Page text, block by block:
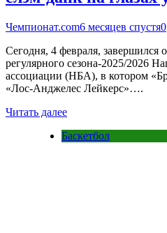
Чемпионат.com6 месяцев спустя0
Сегодня, 4 февраля, завершился
регулярного сезона-2025/2026
ассоциации (НБА), в котором
«Лос-Анджелес Лейкерс»….
Читать далее
Баскетбол